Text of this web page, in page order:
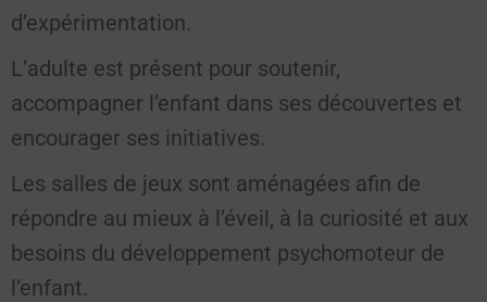
d’expérimentation.
L’adulte est présent pour soutenir,
accompagner l’enfant dans ses découvertes et
encourager ses initiatives.
Les salles de jeux sont aménagées afin de
répondre au mieux à l’éveil, à la curiosité et aux
besoins du développement psychomoteur de
l’enfant.